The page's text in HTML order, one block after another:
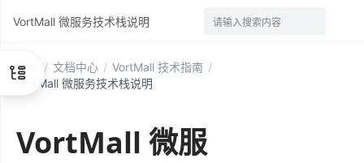
首页 / 文档中心 / VortMall 技术指南 /
VortMall 微服务技术栈说明
VortMall 微服
VortMall 微服务技术栈说明 请输入搜索内容